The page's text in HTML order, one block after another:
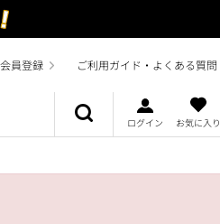
員登録 ご利用ガイド・よくある質問
ログイン お気に入り